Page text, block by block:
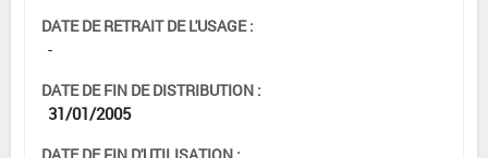
DATE DE RETRAIT DE L'USAGE :
-
DATE DE FIN DE DISTRIBUTION :
31/01/2005